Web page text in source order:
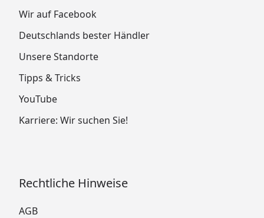
Wir auf Facebook
Deutschlands bester Händler
Unsere Standorte
Tipps & Tricks
YouTube
Karriere: Wir suchen Sie!
Rechtliche Hinweise
AGB